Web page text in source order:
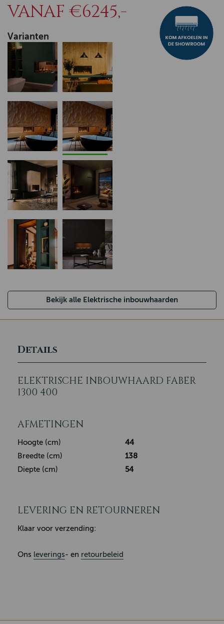
VANAF €6245,-
Varianten
Bekijk alle Elektrische inbouwhaarden
Details
ELEKTRISCHE INBOUWHAARD FABER
1300 400
AFMETINGEN
Hoogte (cm)
44
Breedte (cm)
138
Diepte (cm)
54
LEVERING EN RETOURNEREN
Klaar voor verzending:
Ons leverings- en retourbeleid